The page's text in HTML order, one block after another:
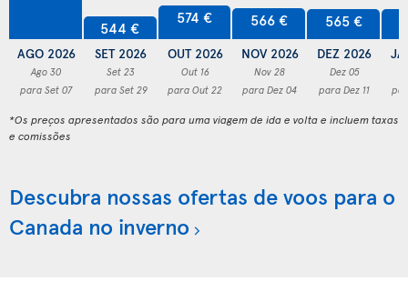
AGO 2026
Ago 30
para Set 07
544 €
SET 2026
Set 23
para Set 29
574 €
OUT 2026
Out 16
para Out 22
566 €
NOV 2026
Nov 28
para Dez 04
565 €
DEZ 2026
Dez 05
para Dez 11
*Os preços apresentados são para uma viagem de ida e volta e incluem taxas
e comissões
Descubra nossas ofertas de voos para o
Canada no inverno